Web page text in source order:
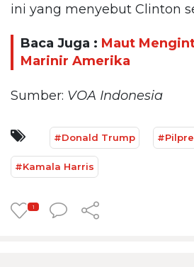
ini yang menyebut Clinton
Baca Juga : Maut
Marinir Amerika
Sumber: VOA Indonesia
#Donald Trump
#Kamala Harris
1